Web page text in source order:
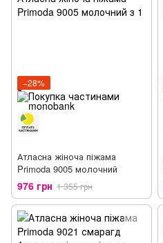
−28%
Атласна жіноча піжама
Primoda 9005 молочний
976 грн 1 355 грн